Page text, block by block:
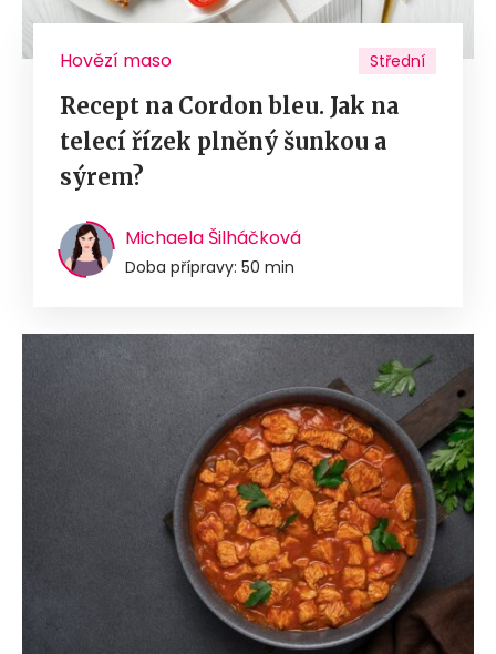
Hovězí maso Střední
Recept na Cordon bleu. Jak na
telecí řízek plněný šunkou a
sýrem?
Michaela Šilháčková
Doba přípravy: 50 min